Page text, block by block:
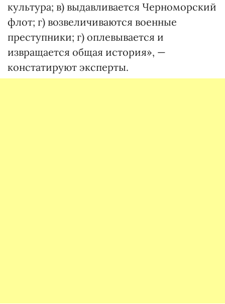
культура; в) выдавливается Черноморский
флот; г) возвеличиваются военные
преступники; г) оплевывается и
извращается общая история», —
констатируют эксперты.